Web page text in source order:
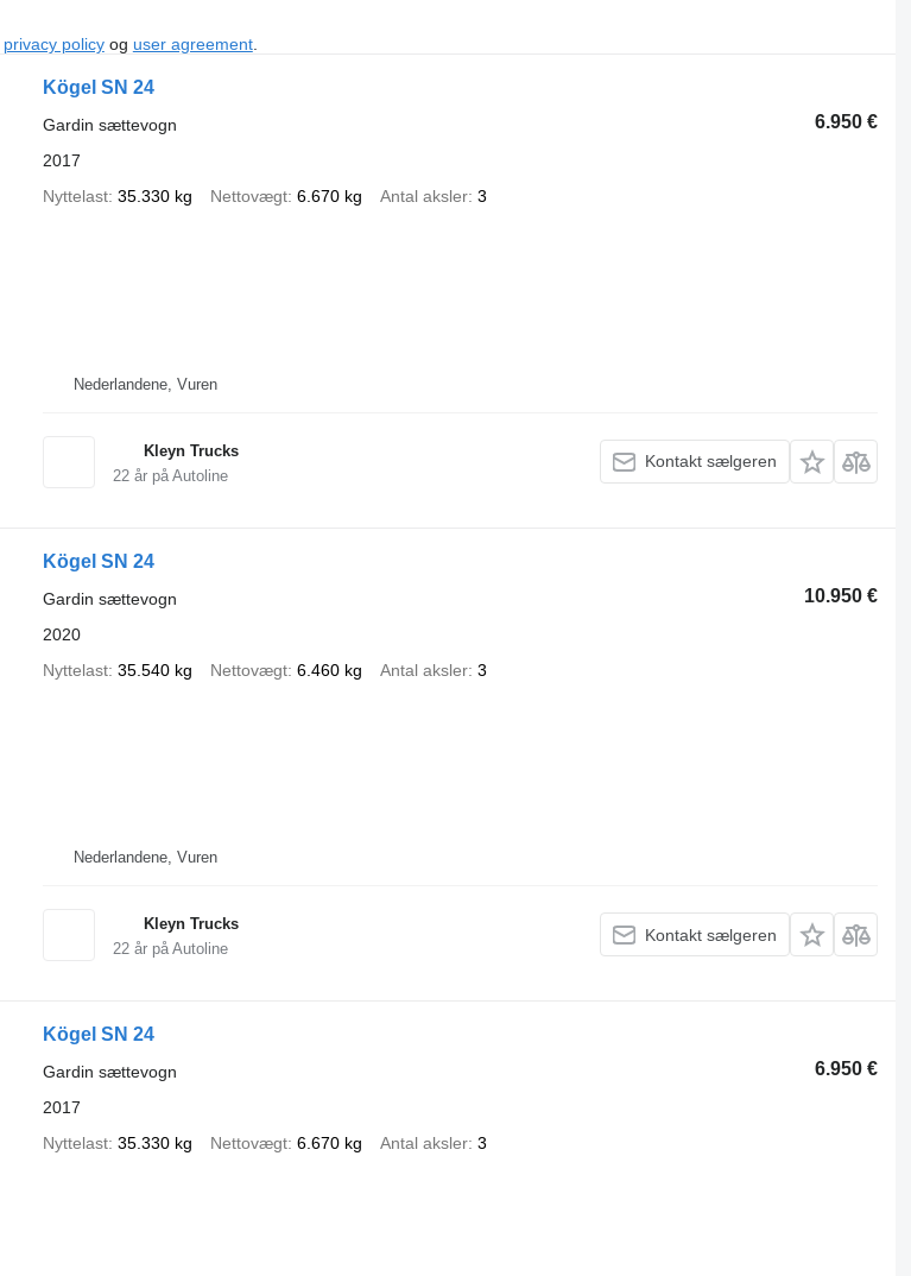
privacy policyog user agreement.
Kögel SN 24
6.950 €
Gardin sættevogn
2017
Nyttelast 35.330 kg Nettovægt 6.670 kg Antal aksler 3
Nederlandene, Vuren
Kleyn Trucks
22år på Autoline
Kontakt sælgeren
Kögel SN 24
10.950 €
Gardin sættevogn
2020
Nyttelast 35.540 kg Nettovægt 6.460 kg Antal aksler 3
Nederlandene, Vuren
Kleyn Trucks
22år på Autoline
Kontakt sælgeren
Kögel SN 24
6.950 €
Gardin sættevogn
2017
Nyttelast 35.330 kg Nettovægt 6.670 kg Antal aksler 3